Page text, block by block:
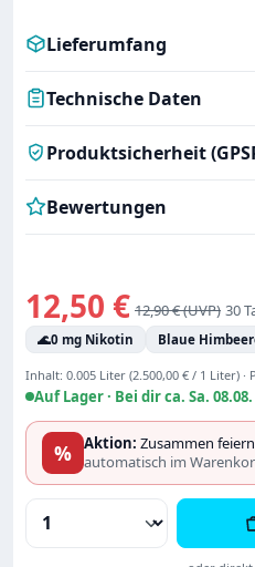
Lieferumfang
Technische Daten
Produktsicherheit
Bewertungen
Verkaufspreis:
12,50 € Regulärer Preis:
12,90 € 30
🌊0 mg Nikotin Blaue
Inhalt: 0.005 Liter (2.500,00 € / 1 Liter) ·
Auf Lager · Bei dir ca. Sa.
% Aktion: Zusammen
automatisch im
Produkt Anzahl: